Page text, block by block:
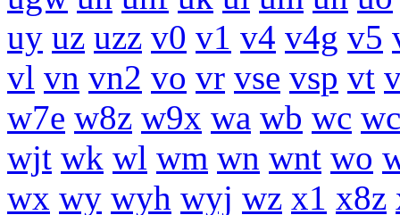
uy uz uzz v0 v1 v4 v4g v5
vl vn vn2 vo vr vse vsp vt
w7e w8z w9x wa wb wc
wjt wk wl wm wn wnt wo
wx wy wyh wyj wz x1 x8z